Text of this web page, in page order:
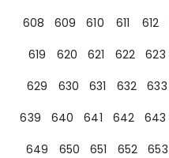
608
609 610 611 612
619
620 621 622 623
629
630 631 632 633
639
640 641 642 643
649
650 651 652 653